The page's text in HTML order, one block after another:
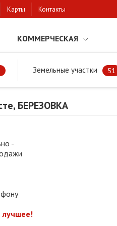
Карты Контакты
КОММЕРЧЕСКАЯ
Земельные участки 51
в Бресте, БЕРЕЗОВКА
БЕРЕЗОВКА
-
лучшее!